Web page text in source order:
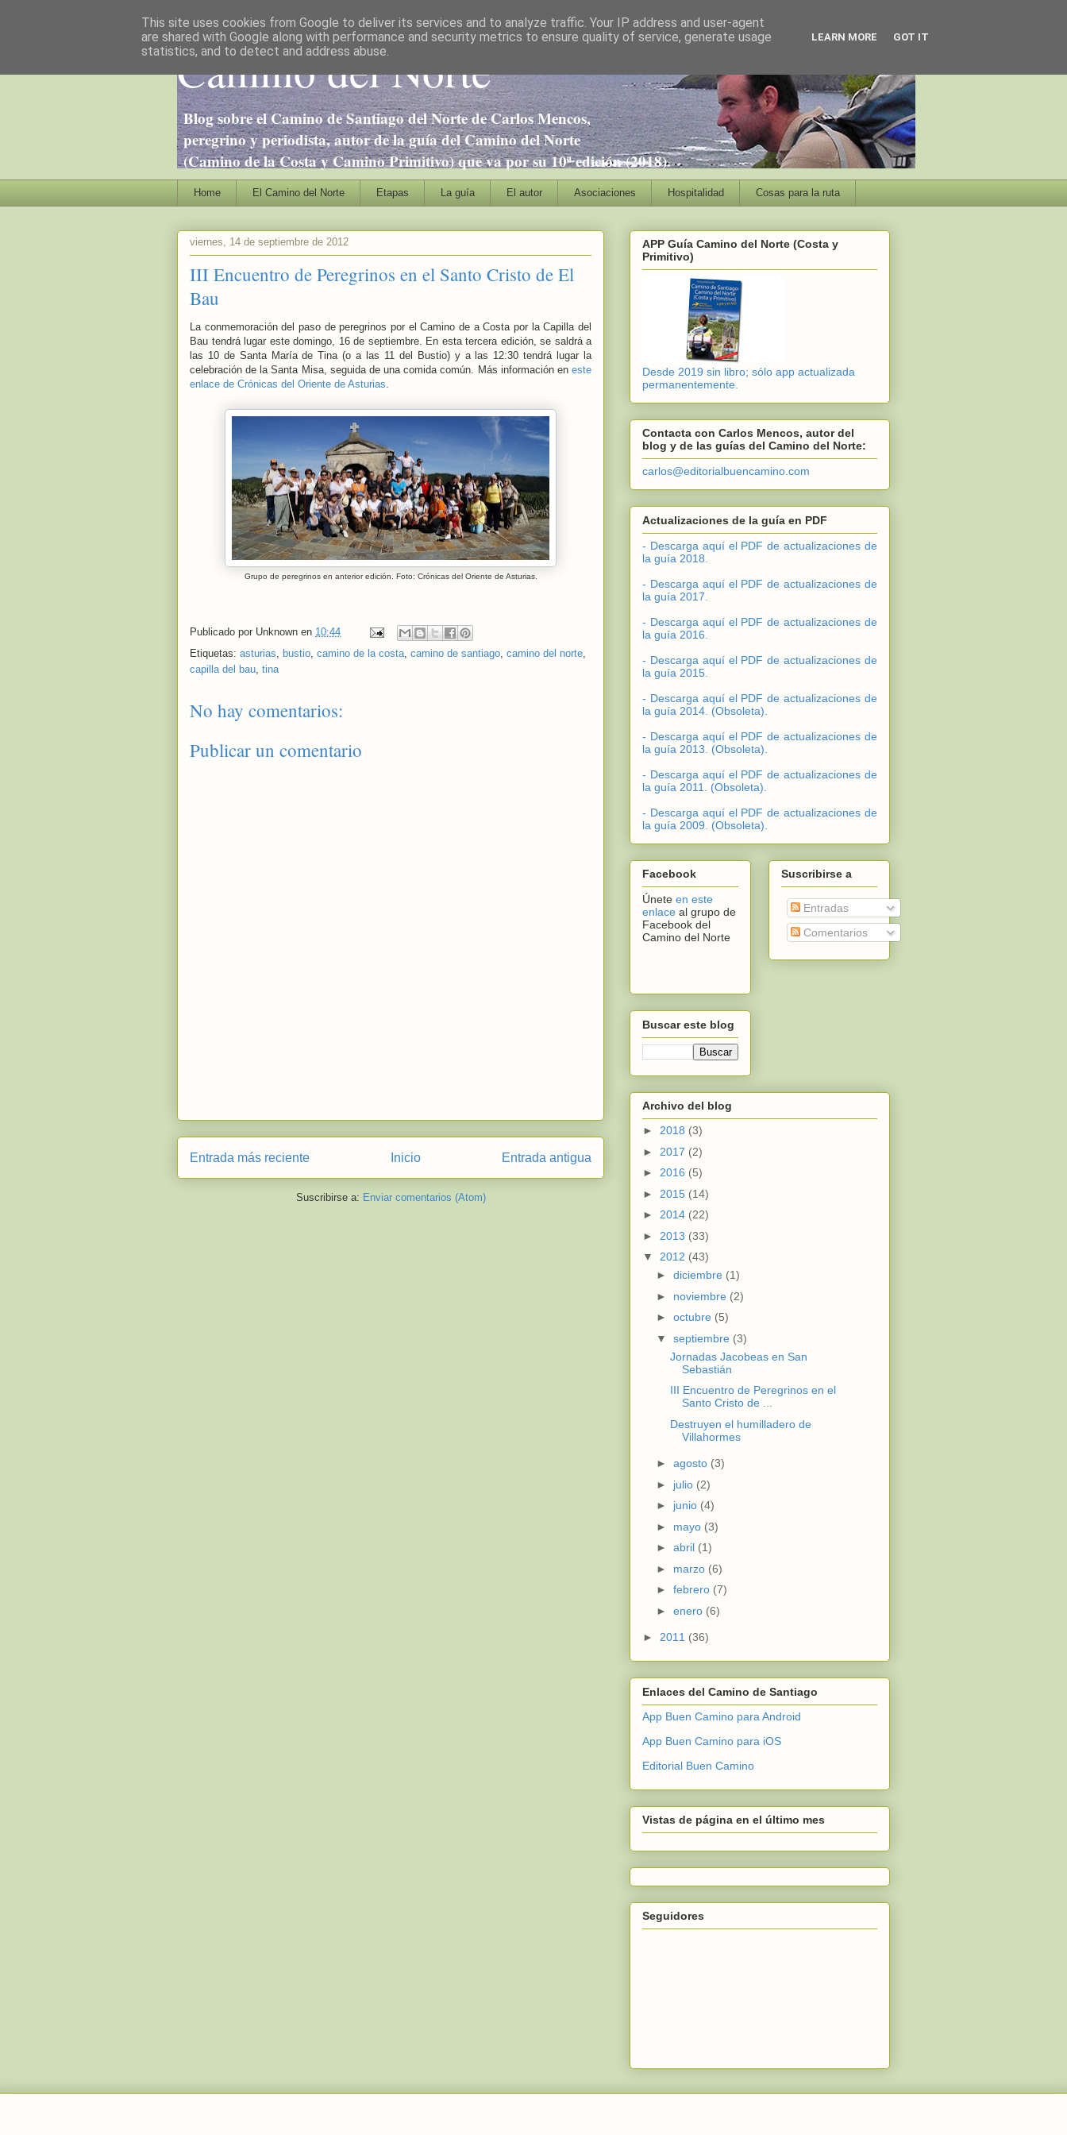
Camino del Norte
Blog sobre el Camino de Santiago del Norte de Carlos Mencos,
peregrino y periodista, autor de la guía del Camino del Norte
(Camino de la Costa y Camino Primitivo) que va por su 10ª edición (2018).
Home El Camino del Norte Etapas La guía El autor Asociaciones Hospitalidad Cosas para la ruta
viernes, 14 de septiembre de 2012
III Encuentro de Peregrinos en el Santo Cristo de El
Bau
La conmemoración del paso de peregrinos por el Camino de a Costa por la Capilla del
Bau tendrá lugar este domingo, 16 de septiembre. En esta tercera edición, se saldrá a
las 10 de Santa María de Tina (o a las 11 del Bustio) y a las 12:30 tendrá lugar la
celebración de la Santa Misa, seguida de una comida común. Más información eneste
enlace de Crónicas del Oriente de Asturias
Grupo de peregrinos en anterior edición. Foto: Crónicas del Oriente de Asturias.
Publicado por Unknown en 10:44
Etiquetas: asturias, bustio, camino de la costa, camino de santiago, camino del norte,
capilla del bau, tina
No hay comentarios:
Publicar un comentario
Entrada más reciente Entrada antigua
Inicio
Suscribirse a: Enviar comentarios (Atom)
APP Guía Camino del Norte (Costa y
Primitivo)
Desde 2019 sin libro; sólo app actualizada
permanentemente.
Contacta con Carlos Mencos, autor del
blog y de las guías del Camino del Norte:
carlos@editorialbuencamino.com
Actualizaciones de la guía en PDF
- Descarga aquí el PDF de actualizaciones de
la guía 2018.
- Descarga aquí el PDF de actualizaciones de
la guía 2017.
- Descarga aquí el PDF de actualizaciones de
la guía 2016.
- Descarga aquí el PDF de actualizaciones de
la guía 2015.
- Descarga aquí el PDF de actualizaciones de
la guía 2014. (Obsoleta).
- Descarga aquí el PDF de actualizaciones de
la guía 2013. (Obsoleta).
- Descarga aquí el PDF de actualizaciones de
la guía 2011. (Obsoleta).
- Descarga aquí el PDF de actualizaciones de
la guía 2009. (Obsoleta).
Facebook
Únete en este
enlace al grupo de
Facebook del
Camino del Norte
Buscar este blog
Suscribirse a
Entradas
Comentarios
Archivo del blog
► 2018 (3)
► 2017 (2)
► 2016 (5)
► 2015 (14)
► 2014 (22)
► 2013 (33)
▼ 2012 (43)
► diciembre (1)
► noviembre (2)
► octubre (5)
▼ septiembre (3)
Jornadas Jacobeas en San
Sebastián
III Encuentro de Peregrinos en el
Santo Cristo de ...
Destruyen el humilladero de
Villahormes
► agosto (3)
► julio (2)
► junio (4)
► mayo (3)
► abril (1)
► marzo (6)
► febrero (7)
► enero (6)
► 2011 (36)
Enlaces del Camino de Santiago
App Buen Camino para Android
App Buen Camino para iOS
Editorial Buen Camino
Vistas de página en el último mes
Seguidores
This site uses cookies from Google to deliver its services and to analyze traffic. Your IP address and user-agent
are shared with Google along with performance and security metrics to ensure quality of service, generate usage
statistics, and to detect and address abuse.
LEARN MORE GOT IT